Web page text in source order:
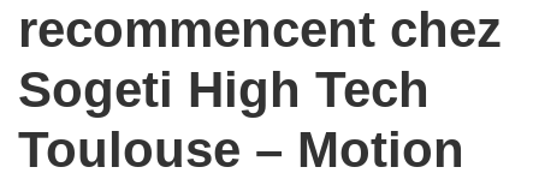
recommencent chez
Sogeti High Tech
Toulouse – Motion